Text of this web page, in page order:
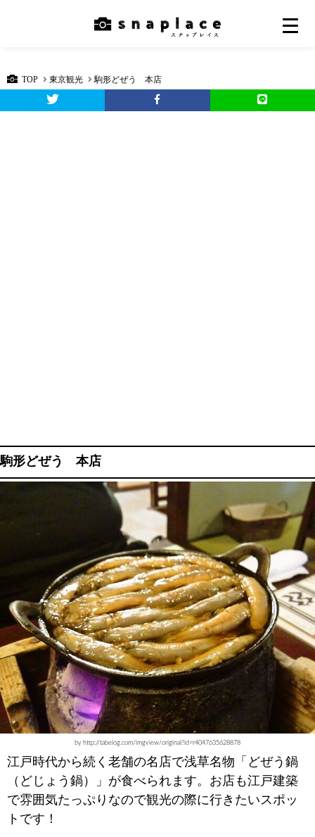
TOP 東京観光 駒形どぜう 本店
駒形どぜう 本店
by http://tabelog.com/imgview/original?id=r4047635628878
江戸時代から続く老舗の名店で浅草名物「どぜう鍋
（どじょう鍋）」が食べられます。お店も江戸建築
で雰囲気たっぷりなので観光の際に行きたいスポッ
トです！